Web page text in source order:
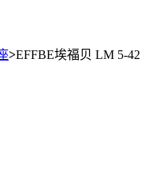
>EFFBE埃福贝 LM 5-42